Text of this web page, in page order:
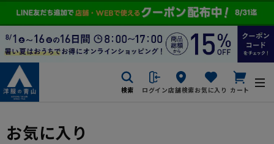
検索 ログイン店舗検索お気に入り カート
お気に入り